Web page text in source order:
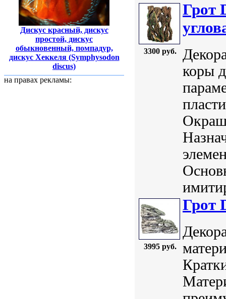
Дискус красный, дискус
простой, дискус
обыкновенный, помпадур,
дискус Хеккеля (Symphysodon
discus)
на правах рекламы:
3300 руб.
Грот
коры
3995 руб.
Грот